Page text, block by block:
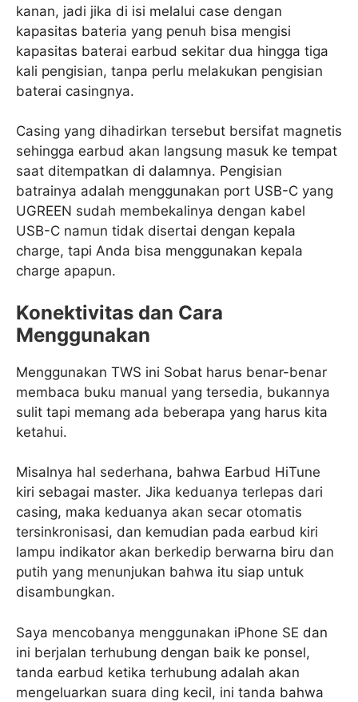
kanan, jadi jika di isi melalui case dengan
kapasitas bateria yang penuh bisa mengisi
kapasitas baterai earbud sekitar dua hingga tiga
kali pengisian, tanpa perlu melakukan pengisian
baterai casingnya.
Casing yang dihadirkan tersebut bersifat magnetis
sehingga earbud akan langsung masuk ke tempat
saat ditempatkan di dalamnya. Pengisian
batrainya adalah menggunakan port USB-C yang
UGREEN sudah membekalinya dengan kabel
USB-C namun tidak disertai dengan kepala
charge, tapi Anda bisa menggunakan kepala
charge apapun.
Konektivitas dan Cara
Menggunakan
Menggunakan TWS ini Sobat harus benar-benar
membaca buku manual yang tersedia, bukannya
sulit tapi memang ada beberapa yang harus kita
ketahui.
Misalnya hal sederhana, bahwa Earbud HiTune
kiri sebagai master. Jika keduanya terlepas dari
casing, maka keduanya akan secar otomatis
tersinkronisasi, dan kemudian pada earbud kiri
lampu indikator akan berkedip berwarna biru dan
putih yang menunjukan bahwa itu siap untuk
disambungkan.
Saya mencobanya menggunakan iPhone SE dan
ini berjalan terhubung dengan baik ke ponsel,
tanda earbud ketika terhubung adalah akan
mengeluarkan suara ding kecil, ini tanda bahwa